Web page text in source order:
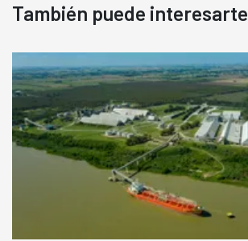
También puede interesarte